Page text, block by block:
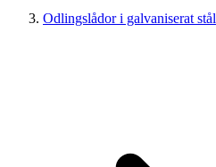
Odlingslådor i galvaniserat stål